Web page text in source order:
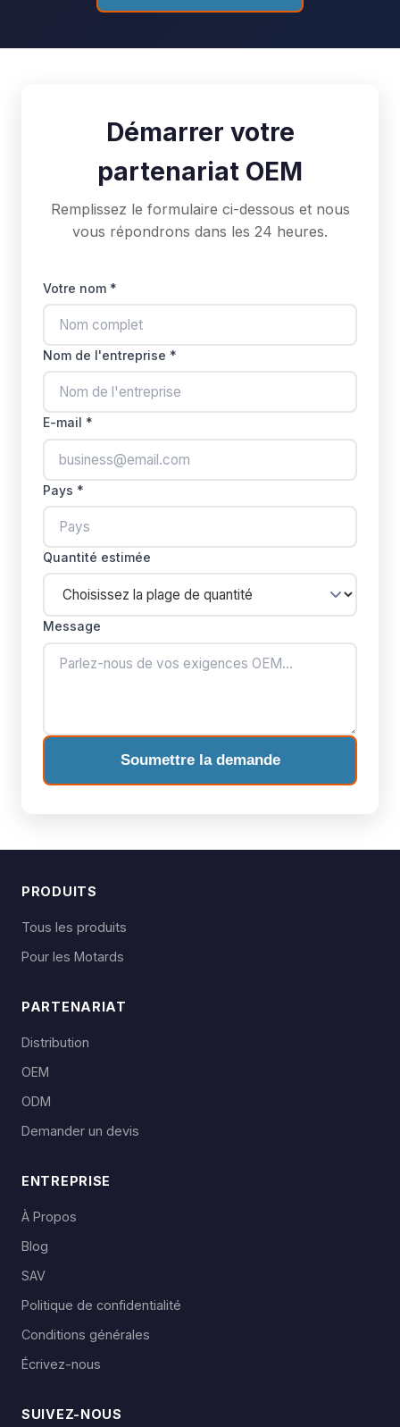
Démarrer votre
partenariat OEM
Remplissez le formulaire ci-dessous et nous
vous répondrons dans les 24 heures.
Votre nom *
Nom de l'entreprise *
E-mail *
Pays *
Quantité estimée
Message
Soumettre la demande
PRODUITS
Tous les produits
Pour les Motards
PARTENARIAT
Distribution
OEM
ODM
Demander un devis
ENTREPRISE
À Propos
Blog
SAV
Politique de confidentialité
Conditions générales
Écrivez-nous
SUIVEZ-NOUS